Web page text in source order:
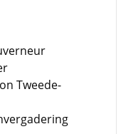
Tweede-